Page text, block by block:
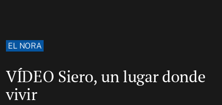
EL NORA
VÍDEO Siero, un lugar donde
vivir